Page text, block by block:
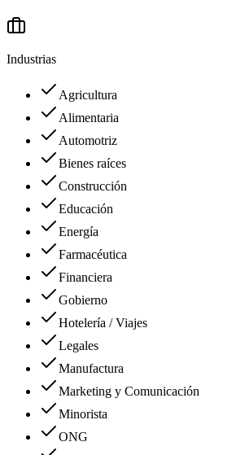
Industrias
Agricultura
Alimentaria
Automotriz
Bienes raíces
Construcción
Educación
Energía
Farmacéutica
Financiera
Gobierno
Hotelería / Viajes
Legales
Manufactura
Marketing y Comunicación
Minorista
ONG